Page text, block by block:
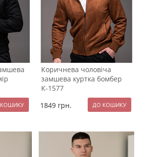
Коричнева чоловіча
замшева куртка бомбер
К-1577
1849 грн.